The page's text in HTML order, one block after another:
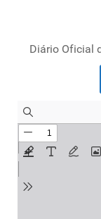
Diário Oficial